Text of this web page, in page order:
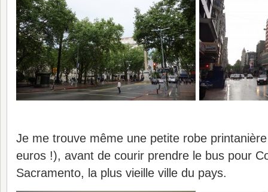
Je me trouve même une petite robe
euros !), avant de courir prendre le bus pour
Sacramento, la plus vieille ville du pays.